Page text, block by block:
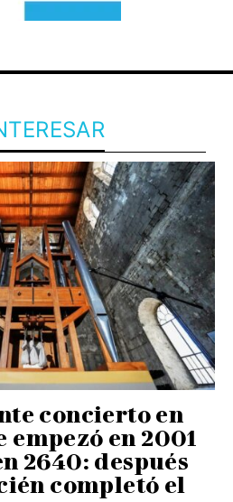
concierto en
en 2001
2640: después
completó el